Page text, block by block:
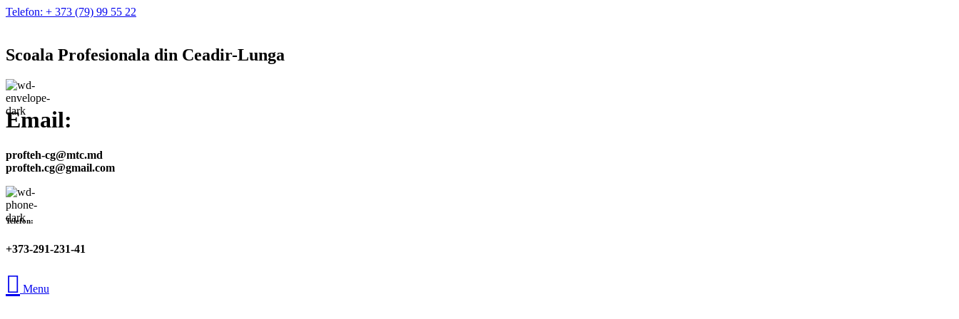
Telefon: + 373 (79) 99 55 22
Scoala Profesionala din Ceadir-Lunga
Email:
profteh-cg@mtc.md
profteh.cg@gmail.com
Telefon:
+373-291-231-41
Menu